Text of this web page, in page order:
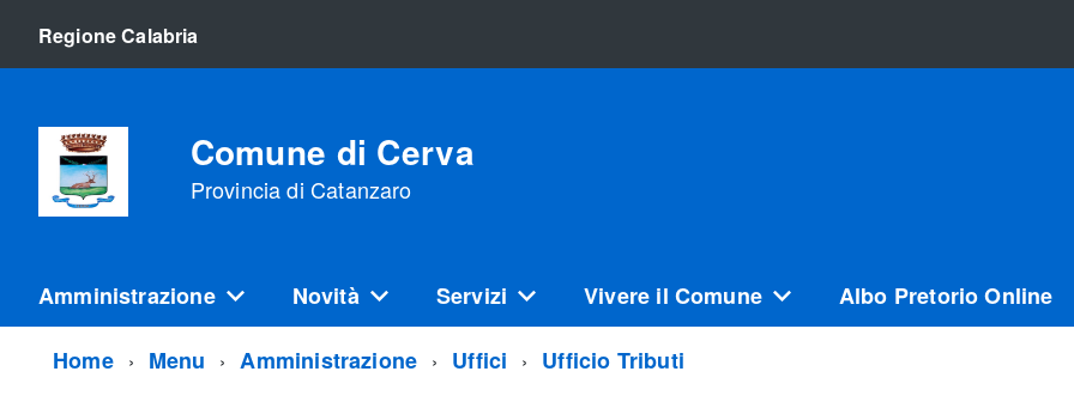
Regione Calabria
Comune di Cerva
Provincia di Catanzaro
Amministrazione Novità Servizi Vivere il Comune Albo Pretorio Online
Home Menu Amministrazione Uffici Ufficio Tributi